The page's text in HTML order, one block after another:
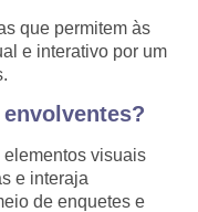
que permitem às
e interativo por um
elementos visuais
e interaja
de enquetes e